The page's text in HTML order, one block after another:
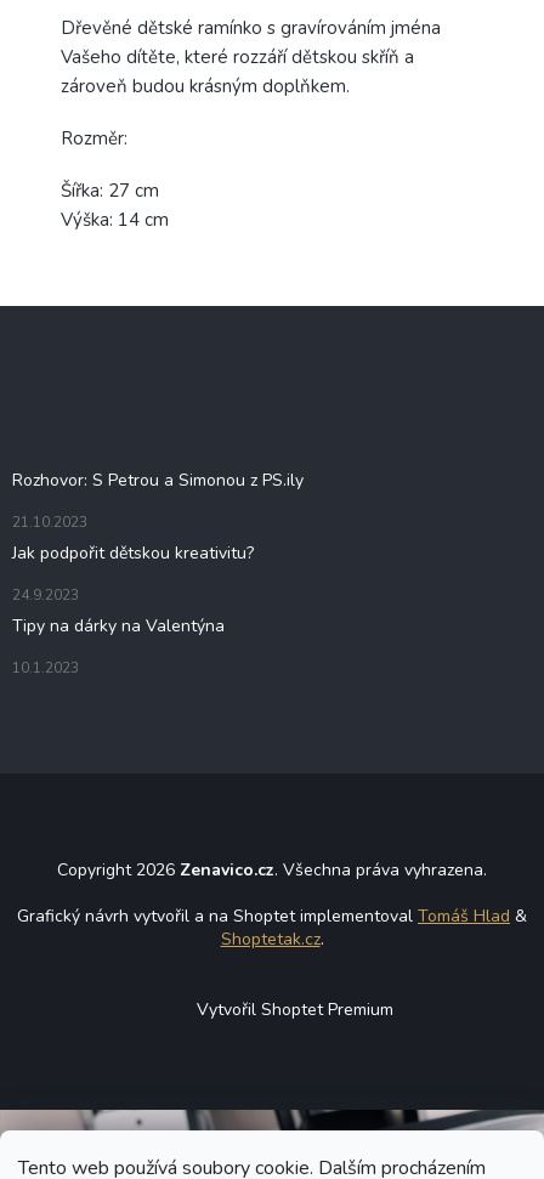
Tento web používá soubory cookie. Dalším procházením
Dřevěné dětské ramínko s gravírováním jména
Vašeho dítěte, které rozzáří dětskou skříň a
zároveň budou krásným doplňkem.
Rozměr:
Šířka: 27 cm
Výška: 14 cm
Rozhovor: S Petrou a Simonou z PS.ily
21.10.2023
Jak podpořit dětskou kreativitu?
24.9.2023
Tipy na dárky na Valentýna
10.1.2023
Copyright 2026 Zenavico.cz. Všechna práva vyhrazena.
Grafický návrh vytvořil a na Shoptet implementoval Tomáš Hlad &
Shoptetak.cz.
Vytvořil Shoptet Premium